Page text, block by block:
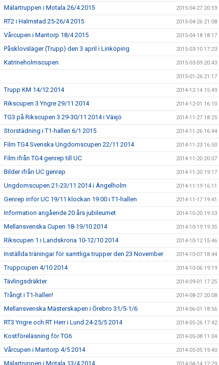
Mälartruppen i Motala 26/4 2015 2015-04-27 20:59
RT2 i Halmstad 25-26/4 2015 2015-04-26 21:08
Vårcupen i Mantorp 18/4 2015 2015-04-18 18:17
Påsklovsläger (Trupp) den 3 april i Linköping 2015-03-10 17:23
Katrineholmscupen 2015-03-09 20:43
2015-01-26 21:17
Trupp KM 14/12 2014 2014-12-14 15:49
Rikscupen 3 Yngre 29/11 2014 2014-12-01 16:10
TG3 på Rikscupen 3 29-30/11 2014 i Växjö 2014-11-27 18:25
Storstädning i T1-hallen 6/1 2015 2014-11-26 16:44
Film TG4 Svenska Ungdomscupen 22/11 2014 2014-11-23 16:50
Film ifrån TG4 genrep till UC 2014-11-20 20:07
Bilder ifrån UC genrep 2014-11-20 19:17
Ungdomscupen 21-23/11 2014 i Ängelholm 2014-11-19 16:11
Genrep inför UC 19/11 klockan 19:00 i T1-hallen 2014-11-17 19:41
Information angående 20 års jubileumet 2014-10-20 19:53
Mellansvenska Cupen 18-19/10 2014 2014-10-19 19:35
Rikscupen 1 i Landskrona 10-12/10 2014 2014-10-12 15:46
Inställda träningar för samtliga trupper den 23 November 2014-10-07 18:44
Truppcupen 4/10 2014 2014-10-06 19:19
Tävlingsdräkter 2014-09-01 17:25
Trångt i T1-hallen! 2014-08-27 20:08
Mellansvenska Mästerskapen i Örebro 31/5-1/6 2014-06-01 18:56
RT3 Yngre och RT Herr i Lund 24-25/5 2014 2014-05-26 17:42
Kostföreläsning för TG6 2014-05-08 11:04
Vårcupen i Mantorp 4/5 2014 2014-05-05 19:40
Mälartruppen i Motala 13/4 2014